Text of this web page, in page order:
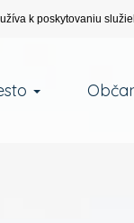
k poskytovaniu